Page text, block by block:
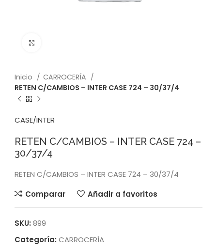
Inicio
CARROCERÍA
RETEN C/CAMBIOS – INTER CASE 724 – 30/37/4
CASE/INTER
RETEN C/CAMBIOS – INTER CASE 724 –
30/37/4
RETEN C/CAMBIOS – INTER CASE 724 – 30/37/4
Comparar
Añadir a favoritos
SKU: 899
Categoría: CARROCERÍA